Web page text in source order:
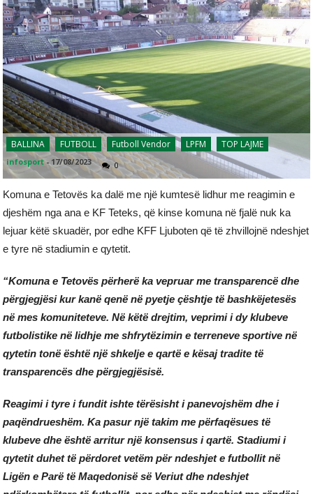
BALLINA FUTBOLL Futboll Vendor LPFM TOP LAJME
infosport -17/08/2023 0
Komuna e Tetovës ka dalë me një kumtesë lidhur me reagimin e
djeshëm nga ana e KF Teteks, që kinse komuna në fjalë nuk ka
lejuar këtë skuadër, por edhe KFF Ljuboten që të zhvillojnë ndeshjet
e tyre në stadiumin e qytetit.
“Komuna e Tetovës përherë ka vepruar me transparencë dhe
përgjegjësi kur kanë qenë në pyetje çështje të bashkëjetesës
në mes komuniteteve. Në këtë drejtim, veprimi i dy klubeve
futbolistike në lidhje me shfrytëzimin e terreneve sportive në
qytetin tonë është një shkelje e qartë e kësaj tradite të
transparencës dhe përgjegjësisë.
Reagimi i tyre i fundit ishte tërësisht i panevojshëm dhe i
paqëndrueshëm. Ka pasur një takim me përfaqësues të
klubeve dhe është arritur një konsensus i qartë. Stadiumi i
qytetit duhet të përdoret vetëm për ndeshjet e futbollit në
Ligën e Parë të Maqedonisë së Veriut dhe ndeshjet